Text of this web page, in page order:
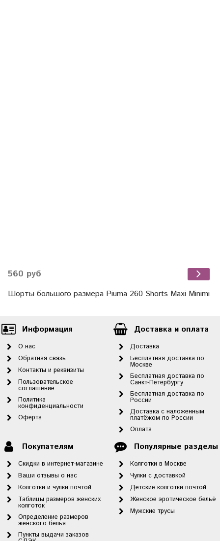
560 руб
Шорты большого размера Piuma 260 Shorts Maxi Minimi
Информация
О нас
Обратная связь
Контакты и реквизиты
Пользовательское
соглашение
Политика
конфиденциальности
Оферта
Доставка и оплата
Доставка
Бесплатная доставка по
Москве
Бесплатная доставка по
Санкт-Петербургу
Бесплатная доставка по
России
Доставка с наложенным
платёжом по России
Оплата
Покупателям
Скидки в интернет-магазине
Ваши отзывы о нас
Колготки и чулки почтой
Таблицы размеров женских
колготок
Определение размеров
женского белья
Пункты выдачи заказов
Популярные разделы
Колготки в Москве
Чулки с доставкой
Детские колготки почтой
Женское эротическое бельё
Мужские трусы